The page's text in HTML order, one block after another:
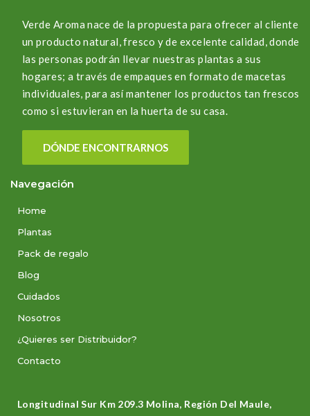
Verde Aroma nace de la propuesta para ofrecer al cliente
un producto natural, fresco y de excelente calidad, donde
las personas podrán llevar nuestras plantas a sus
hogares; a través de empaques en formato de macetas
individuales, para así mantener los productos tan frescos
como si estuvieran en la huerta de su casa.
DÓNDE ENCONTRARNOS
Navegación
Home
Plantas
Pack de regalo
Blog
Cuidados
Nosotros
¿Quieres ser Distribuidor?
Contacto
Longitudinal Sur Km 209.3 Molina, Región Del Maule,